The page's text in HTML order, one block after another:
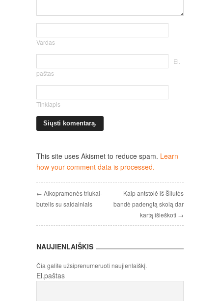
Vardas
El.
paštas
Tinklapis
This site uses Akismet to reduce spam. Learn
how your comment data is processed.
← Alkopramonės triukai-
butelis su saldainiais
Kaip antstolė iš Šilutės
bandė padengtą skolą dar
kartą išieškoti →
NAUJIENLAIŠKIS
Čia galite užsiprenumeruoti naujienlaiškį.
El.paštas